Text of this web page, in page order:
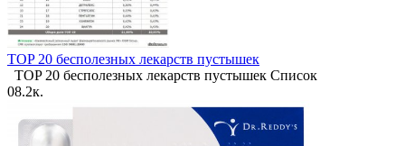
TOP 20 бесполезных лекарств пустышек
TOP 20 бесполезных лекарств пустышек Список
08.2к.